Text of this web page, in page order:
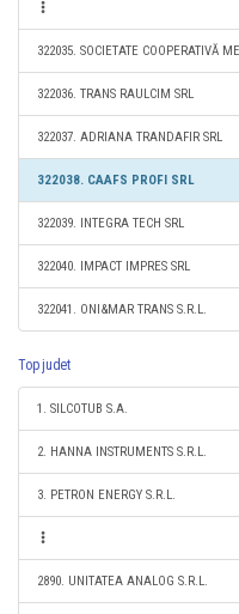
322035. SOCIETATE COOPERATIVĂ
322036. TRANS RAULCIM SRL
322037. ADRIANA TRANDAFIR SRL
322038. CAAFS PROFI SRL
322039. INTEGRA TECH SRL
322040. IMPACT IMPRES SRL
322041. ONI&MAR TRANS S.R.L.
Top judet
1. SILCOTUB S.A.
2. HANNA INSTRUMENTS S.R.L.
3. PETRON ENERGY S.R.L.
2890. UNITATEA ANALOG S.R.L.